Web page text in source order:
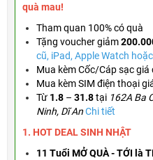
quà mau!
Tham quan 100% có quà
Tặng vouchergiảm
cũ, iPad, Apple Watch
Mua kèm Cốc/Cáp sạc giá
Mua kèm SIM điện thoại
Từ 1.8 – 31.8tại 162A Ba
Ninh, Dĩ AnChi tiết
1. HOT DEAL SINH NHẬT
11 Tuổi MỞ QUÀ - TỚI là